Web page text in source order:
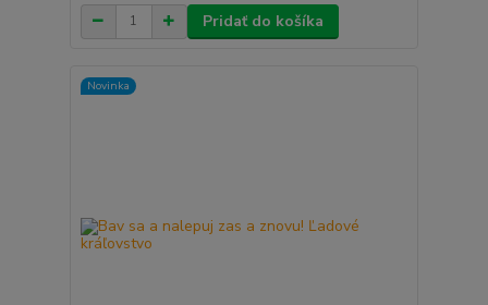
Pridať do košíka
Novinka